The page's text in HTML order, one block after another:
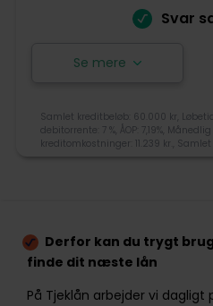
Kundeservice
Lendo blev grundlagt i
og uforpligtende lån fra op til
kundeservice@lendo.dk
Svar
Se mere
Samlet kreditbeløb: 60.000 kr,
debitorrente: 7 %, ÅOP: 7,19%,
kreditomkostninger: 11.239 kr.,
Derfor kan du trygt
finde dit næste lån
På Tjeklån arbejder vi